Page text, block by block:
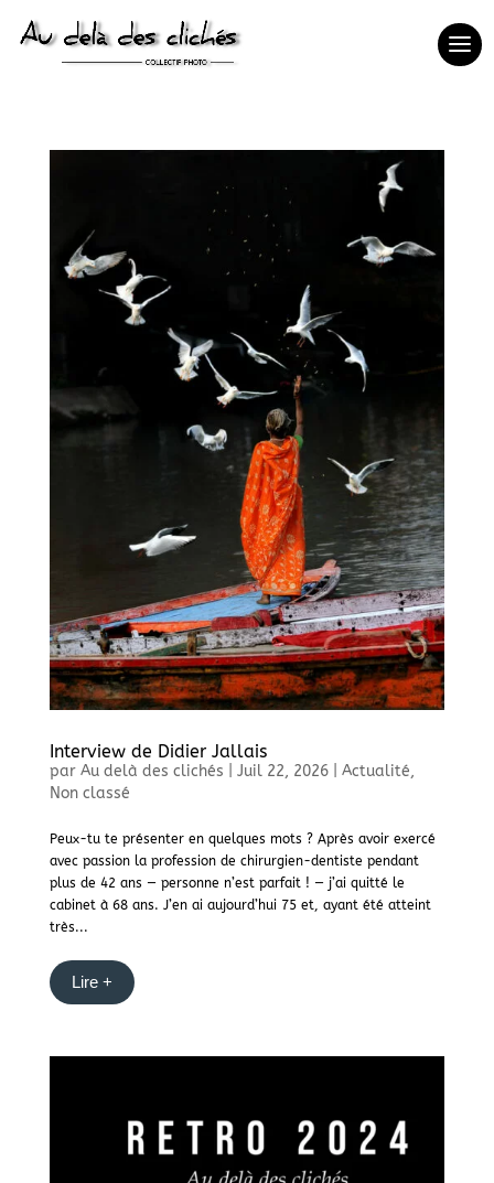
Interview de Didier Jallais
par Au delà des clichés Juil 22, 2026| Actualité,
Non classé
Peux-tu te présenter en quelques mots ? Après avoir exercé
avec passion la profession de chirurgien-dentiste pendant
plus de 42 ans — personne n’est parfait ! — j’ai quitté le
cabinet à 68 ans. J’en ai aujourd’hui 75 et, ayant été atteint
très...
Lire +